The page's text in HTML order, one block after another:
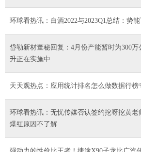
环球看热讯：白酒2022与2023Q1总结：势
岱勒新材董秘回复：4月份产能暂时为300
升正在实施中
天天观热点：应用统计排名怎么做数据行榜
环球看热讯：无忧传媒否认签约挖呀挖黄老
爆红原因不了解